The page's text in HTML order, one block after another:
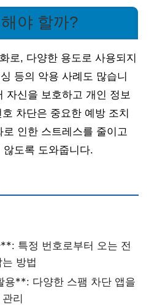
야 할까?
로, 다양한 용도로 사용되지
등의 악용 사례도 많습니
자신을 보호하고 개인 정보
차단은 중요한 예방 조치
인한 스트레스를 줄이고
도록 도와줍니다.
특정 번호로부터 오는 전
방법
용**: 다양한 스팸 차단 앱을
리